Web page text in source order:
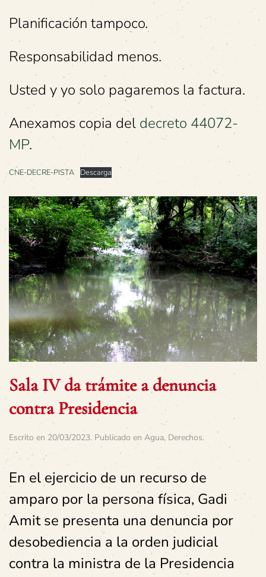
Planificación tampoco.
Responsabilidad menos.
Usted y yo solo pagaremos la factura.
Anexamos copia del decreto 44072-
MP.
CNE-DECRE-PISTA Descarga
Sala IV da trámite a denuncia
contra Presidencia
Escrito en 20/03/2023. Publicado en Agua, Derechos.
En el ejercicio de un recurso de
amparo por la persona física, Gadi
Amit se presenta una denuncia por
desobediencia a la orden judicial
contra la ministra de la Presidencia